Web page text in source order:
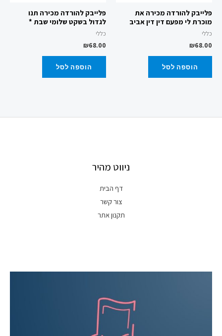
פלייבק להורדה מכירה את
מוכרת לי מפעם דין דין אביב
כללי
₪68.00
הוספה לסל
פלייבק להורדה מכירה תנו
לגדול בשקט שלומי שבת *
כללי
₪68.00
הוספה לסל
ניווט מהיר
דף הבית
צור קשר
תקנון אתר